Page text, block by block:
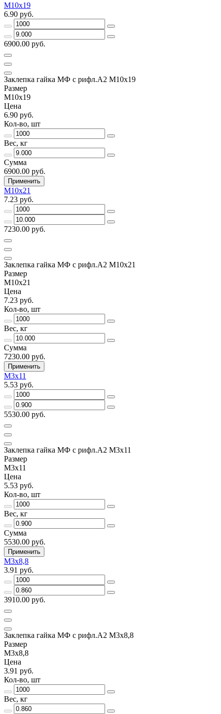
М10х19
6.90 руб.
6900.00 руб.
Заклепка гайка МФ с рифл.А2 M10х19
Размер
М10х19
Цена
6.90 руб.
Кол-во, шт
Вес, кг
Сумма
6900.00 руб.
Применить
М10х21
7.23 руб.
7230.00 руб.
Заклепка гайка МФ с рифл.А2 M10х21
Размер
М10х21
Цена
7.23 руб.
Кол-во, шт
Вес, кг
Сумма
7230.00 руб.
Применить
М3х11
5.53 руб.
5530.00 руб.
Заклепка гайка МФ с рифл.А2 M3х11
Размер
М3х11
Цена
5.53 руб.
Кол-во, шт
Вес, кг
Сумма
5530.00 руб.
Применить
М3х8,8
3.91 руб.
3910.00 руб.
Заклепка гайка МФ с рифл.А2 M3х8,8
Размер
М3х8,8
Цена
3.91 руб.
Кол-во, шт
Вес, кг